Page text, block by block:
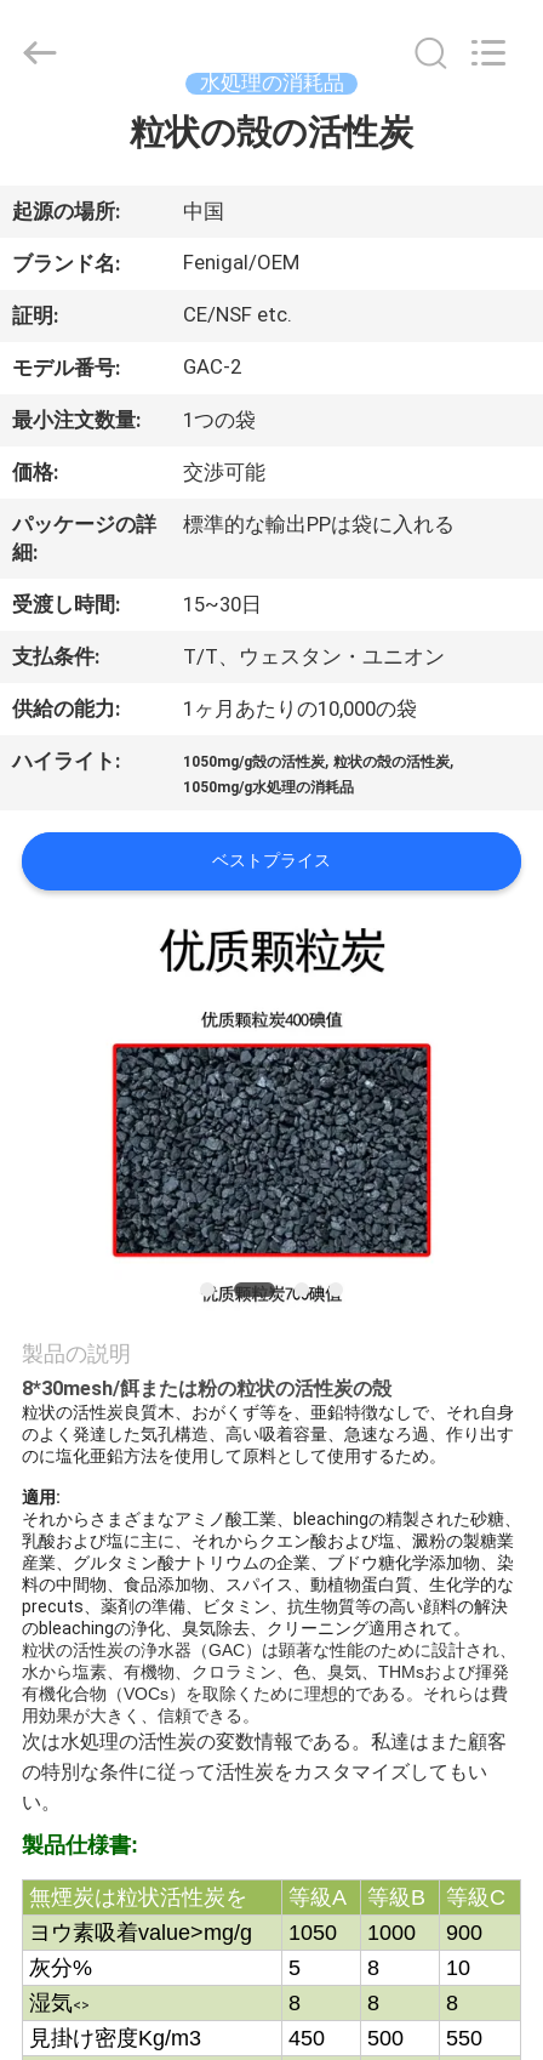
プ
ロ
ダ
ク
ト
私
達
に
つ
い
場
達
に
連
絡
し
な
さ
い
ニ
ュ
ー
ス
引
用
2026
Rights
Reserved.
水処理の消耗品
粒状の殻の活性炭
起源の場所: 中国
ブランド名: Fenigal/OEM
証明: CE/NSF etc.
モデル番号: GAC-2
最小注文数量: 1つの袋
価格: 交渉可能
パッケージの詳
細:
標準的な輸出PPは袋に入れる
受渡し時間: 15~30日
支払条件: T/T、ウェスタン・ユニオン
供給の能力: 1ヶ月あたりの10,000の袋
ハイライト: 1050mg/g殻の活性炭,粒状の殻の活性炭,
1050mg/g水処理の消耗品
ベストプライス
製品の説明
8*30mesh/餌または粉の粒状の活性炭の殻
粒状の活性炭良質木、おがくず等を、亜鉛特徴なしで、それ自身
のよく発達した気孔構造、高い吸着容量、急速なろ過、作り出す
のに塩化亜鉛方法を使用して原料として使用するため。
適用:
それからさまざまなアミノ酸工業、bleachingの精製された砂糖、
乳酸および塩に主に、それからクエン酸および塩、澱粉の製糖業
産業、グルタミン酸ナトリウムの企業、ブドウ糖化学添加物、染
料の中間物、食品添加物、スパイス、動植物蛋白質、生化学的な
precuts、薬剤の準備、ビタミン、抗生物質等の高い顔料の解決
のbleachingの浄化、臭気除去、クリーニング適用されて。
粒状の活性炭の浄水器（GAC）は顕著な性能のために設計され、
水から塩素、有機物、クロラミン、色、臭気、THMsおよび揮発
有機化合物（VOCs）を取除くために理想的である。それらは費
用効果が大きく、信頼できる。
次は水処理の活性炭の変数情報である。私達はまた顧客
の特別な条件に従って活性炭をカスタマイズしてもい
い。
製品仕様書:
無煙炭は粒状活性炭を 等級A 等級B
等級C
ヨウ素吸着value>mg/g
1050 1000
900
灰分%
5 8
10
湿気<> 8 8
8
見掛け密度Kg/m3
450 500
550